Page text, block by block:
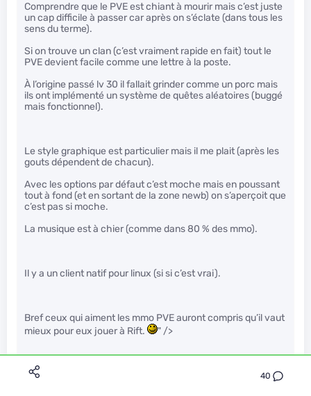
40
Comprendre que le PVE est chiant à mourir mais c’est juste
un cap difficile à passer car après on s’éclate (dans tous les
sens du terme).
Si on trouve un clan (c’est vraiment rapide en fait) tout le
PVE devient facile comme une lettre à la poste.
À l’origine passé lv 30 il fallait grinder comme un porc mais
ils ont implémenté un système de quêtes aléatoires (buggé
mais fonctionnel).
Le style graphique est particulier mais il me plait (après les
gouts dépendent de chacun).
Avec les options par défaut c’est moche mais en poussant
tout à fond (et en sortant de la zone newb) on s’aperçoit que
c’est pas si moche.
La musique est à chier (comme dans 80 % des mmo).
Il y a un client natif pour linux (si si c’est vrai).
Bref ceux qui aiment les mmo PVE auront compris qu’il vaut
mieux pour eux jouer à Rift.
" />
J’ai failli oublier l’équilibrage. Depuis la disponibilité sur